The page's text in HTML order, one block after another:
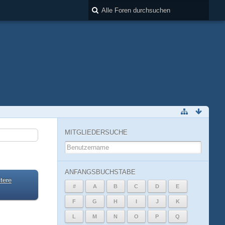
MITGLIEDERSUCHE
ANFANGSBUCHSTABE
# A B C D E
F G H I J K
L M N O P Q